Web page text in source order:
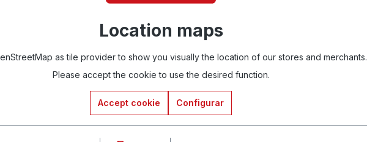
Location maps
as tile provider to show you visually the location of our stores and merchants.
Please accept the cookie to use the desired function.
Accept cookie Configurar